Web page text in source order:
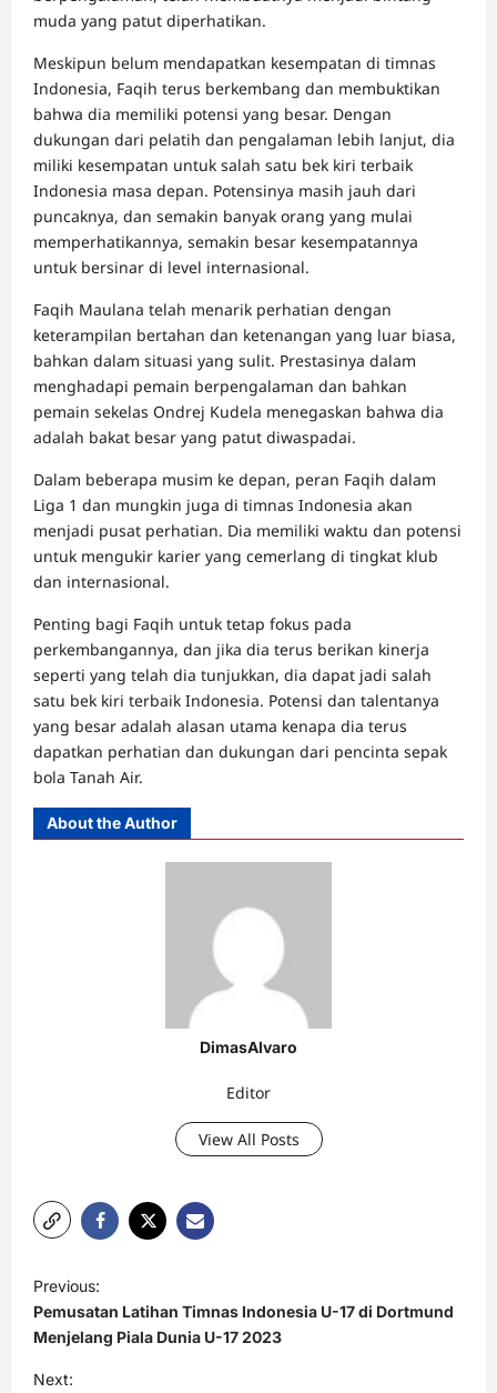
muda yang patut diperhatikan.
Meskipun belum mendapatkan kesempatan di timnas
Indonesia, Faqih terus berkembang dan membuktikan
bahwa dia memiliki potensi yang besar. Dengan
dukungan dari pelatih dan pengalaman lebih lanjut, dia
miliki kesempatan untuk salah satu bek kiri terbaik
Indonesia masa depan. Potensinya masih jauh dari
puncaknya, dan semakin banyak orang yang mulai
memperhatikannya, semakin besar kesempatannya
untuk bersinar di level internasional.
Faqih Maulana telah menarik perhatian dengan
keterampilan bertahan dan ketenangan yang luar biasa,
bahkan dalam situasi yang sulit. Prestasinya dalam
menghadapi pemain berpengalaman dan bahkan
pemain sekelas Ondrej Kudela menegaskan bahwa dia
adalah bakat besar yang patut diwaspadai.
Dalam beberapa musim ke depan, peran Faqih dalam
Liga 1 dan mungkin juga di timnas Indonesia akan
menjadi pusat perhatian. Dia memiliki waktu dan potensi
untuk mengukir karier yang cemerlang di tingkat klub
dan internasional.
Penting bagi Faqih untuk tetap fokus pada
perkembangannya, dan jika dia terus berikan kinerja
seperti yang telah dia tunjukkan, dia dapat jadi salah
satu bek kiri terbaik Indonesia. Potensi dan talentanya
yang besar adalah alasan utama kenapa dia terus
dapatkan perhatian dan dukungan dari pencinta sepak
bola Tanah Air.
About the Author
DimasAlvaro
Editor
View All Posts
o
s
t
Previous:
Pemusatan Latihan Timnas Indonesia U-17 di Dortmund
Menjelang Piala Dunia U-17 2023
Next: